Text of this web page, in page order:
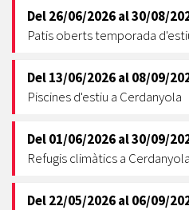
Del26/06/2026al30/08/
Patis oberts temporada
Del13/06/2026al08/09/
Piscines d'estiu a Cerdanyola
Del01/06/2026al30/09/
Refugis climàtics a Cerdanyola
Del22/05/2026al06/09/